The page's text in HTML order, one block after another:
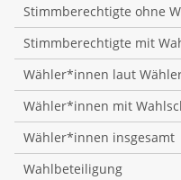
Stimmberechtigte ohne
Stimmberechtigte mit
Wähler*innen laut
Wähler*innen mit
Wähler*innen insgesamt
Wahlbeteiligung